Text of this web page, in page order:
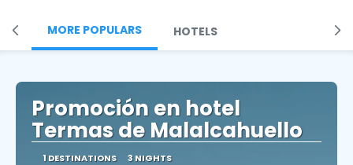
MORE POPULARS HOTELS
Promoción en hotel
Termas de Malalcahuello
1 DESTINATIONS 3 NIGHTS